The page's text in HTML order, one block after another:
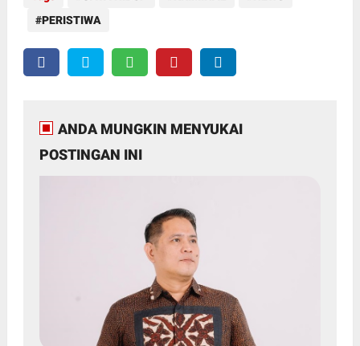
PERISTIWA
ANDA MUNGKIN MENYUKAI
POSTINGAN INI